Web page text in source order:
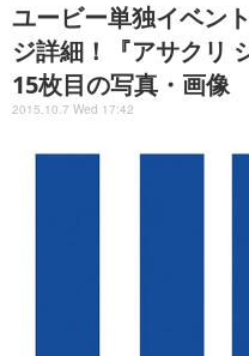
ユービー単独イベン
ジ詳細！『アサクリ
15枚目の写真・画像
2015.10.7 Wed 17:42